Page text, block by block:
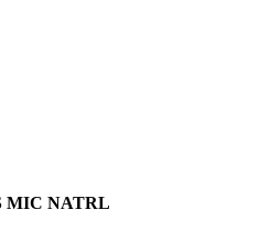
MIC NATRL